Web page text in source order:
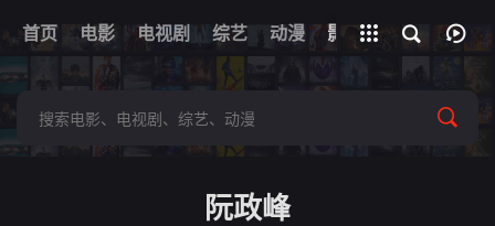
首页 电影 电视剧 综艺 动漫 影视
全部影片
阮政峰